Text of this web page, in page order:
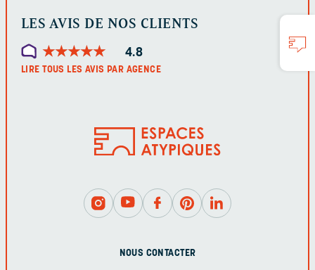
LES AVIS DE NOS CLIENTS
★★★★★
★★★★★ 4.8
LIRE TOUS LES AVIS PAR AGENCE
NOUS CONTACTER